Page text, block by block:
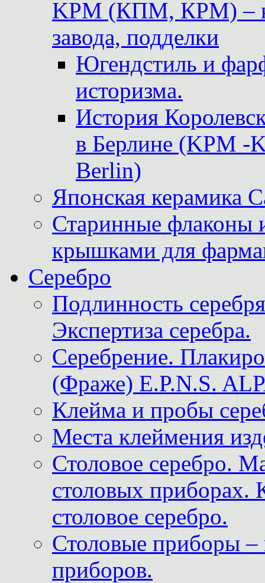
KPM (КПМ, КРМ) –
завода, подделки
Югендстиль и
историзма.
История
в Берлине (KPM -
Berlin)
Японская керамика
Старинные флаконы
крышками для
Серебро
Подлинность
Экспертиза серебра.
Серебрение.
(Фраже) E.P.N.S.
Клейма и пробы
Места клеймения
Столовое серебро.
столовых приборах.
столовое серебро.
Столовые приборы –
приборов.